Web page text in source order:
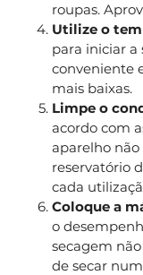
roupas.
Utilize o
para iniciar a
conveniente
mais baixas.
Limpe o
acordo com
aparelho não
reservatório
cada
Coloque a
o
secagem
de secar